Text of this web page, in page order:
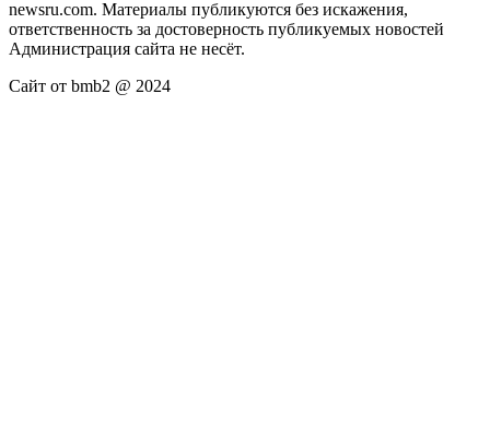
newsru.com. Материалы публикуются без искажения,
ответственность за достоверность публикуемых новостей
Администрация сайта не несёт.
Сайт от bmb2 @ 2024